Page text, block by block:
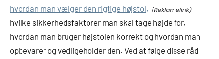
hvordan man vælger den rigtige højstol,
hvilke sikkerhedsfaktorer man skal tage højde for,
hvordan man bruger højstolen korrekt og hvordan man
opbevarer og vedligeholder den. Ved at følge disse råd